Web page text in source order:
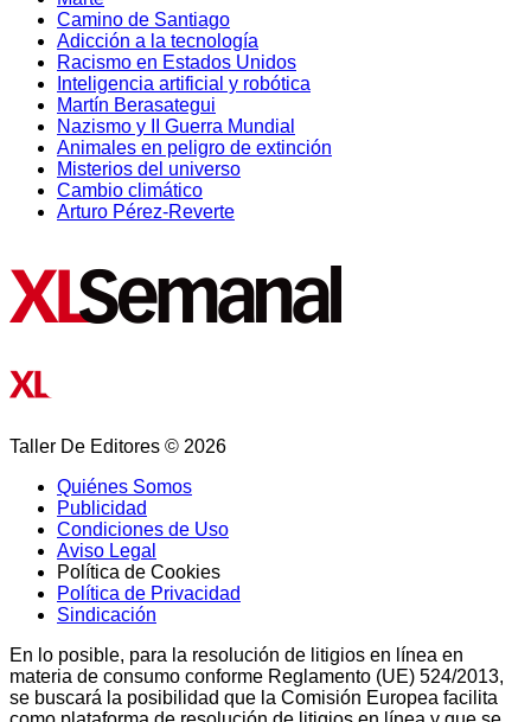
Camino de Santiago
Adicción a la tecnología
Racismo en Estados Unidos
Inteligencia artificial y robótica
Martín Berasategui
Nazismo y II Guerra Mundial
Animales en peligro de extinción
Misterios del universo
Cambio climático
Arturo Pérez-Reverte
Taller De Editores © 2026
Quiénes Somos
Publicidad
Condiciones de Uso
Aviso Legal
Política de Cookies
Política de Privacidad
Sindicación
En lo posible, para la resolución de litigios en línea en
materia de consumo conforme Reglamento (UE) 524/2013,
se buscará la posibilidad que la Comisión Europea facilita